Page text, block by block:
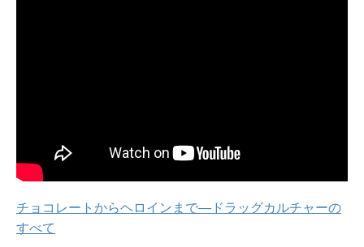
チョコレートからヘロインまで―ドラッグカルチャーの
すべて